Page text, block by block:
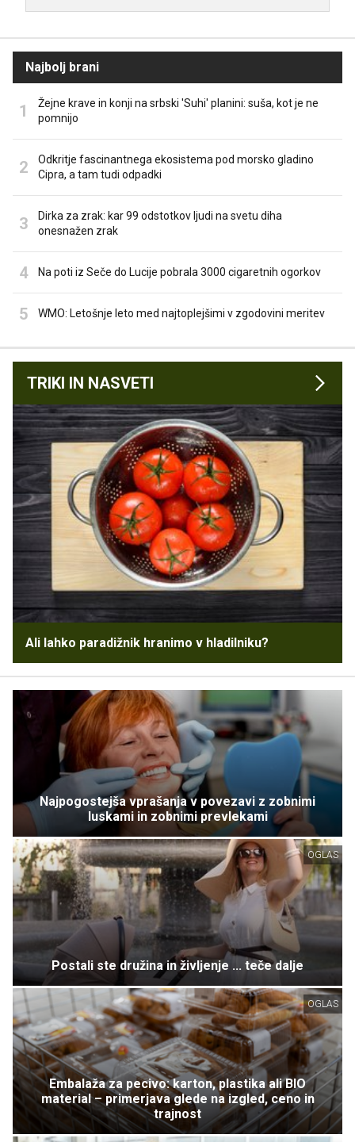
Najbolj brani
Žejne krave in konji na srbski 'Suhi' planini: suša, kot je ne
pomnijo
Odkritje fascinantnega ekosistema pod morsko gladino
Cipra, a tam tudi odpadki
Dirka za zrak: kar 99 odstotkov ljudi na svetu diha
onesnažen zrak
Na poti iz Seče do Lucije pobrala 3000 cigaretnih ogorkov
WMO: Letošnje leto med najtoplejšimi v zgodovini meritev
TRIKI IN NASVETI
Ali lahko paradižnik hranimo v hladilniku?
Najpogostejša vprašanja v povezavi z zobnimi
luskami in zobnimi prevlekami
OGLAS
Postali ste družina in življenje ... teče dalje
OGLAS
Embalaža za pecivo: karton, plastika ali BIO
material – primerjava glede na izgled, ceno in
trajnost